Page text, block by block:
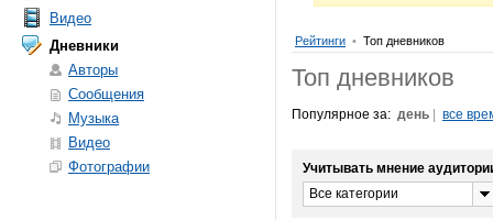
Рейтинги • Топ дневников
Топ дневников
Популярное за: день все
Учитывать мнение
Все категории
Видео
Дневники
Авторы
Сообщения
Музыка
Видео
Фотографии